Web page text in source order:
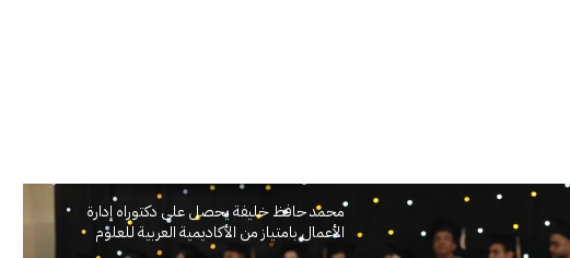
محمد حافظ خليفة يحصل على دكتوراه إدارة
الأعمال بامتياز من الأكاديمية العربية للعلوم
والتكنولوجيا والنقل البحري